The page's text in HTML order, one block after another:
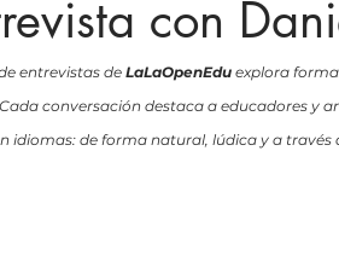
con
entrevistas de LaLaOpenEdu explora
conversación destaca a educadores y
idiomas: de forma natural, lúdica y a través